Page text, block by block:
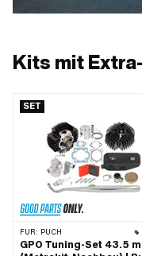
Kits mit
SET
FÜR: PUCH
GPO Tuning-Set 43.5